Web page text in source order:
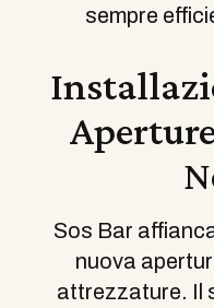
sempre
Sos Bar
nuova
attrezzature. Il